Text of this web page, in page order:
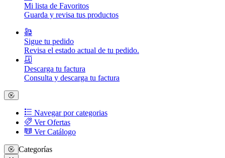
Mi lista de Favoritos
Guarda y revisa tus productos
Sigue tu pedido
Revisa el estado actual de tu pedido.
Descarga tu factura
Consulta y descarga tu factura
Navegar por categorias
Ver Ofertas
Ver Catálogo
Categorías